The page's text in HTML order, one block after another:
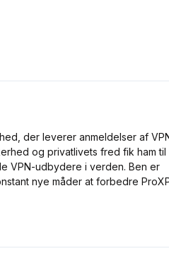
der leverer anmeldelser af
og privatlivets fred fik ham til
VPN-udbydere i verden. Ben er
nye måder at forbedre